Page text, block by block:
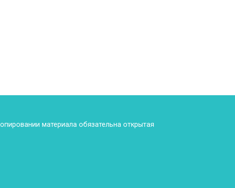
материала обязательна открытая